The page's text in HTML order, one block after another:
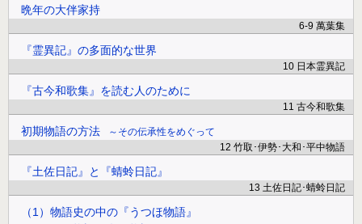
晩年の大伴家持
6-9 萬葉集
『霊異記』の多面的な世界
10 日本霊異記
『古今和歌集』を読む人のために
11 古今和歌集
初期物語の方法
その伝承性をめぐって
12 竹取･伊勢･大和･平中物語
『土佐日記』と『蜻蛉日記』
13 土佐日記･蜻蛉日記
（1）物語史の中の『うつほ物語』